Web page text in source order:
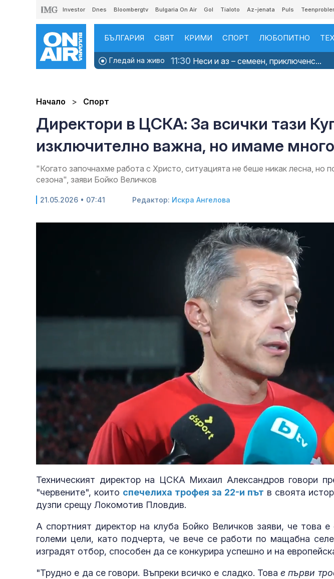
Investor Dnes Bloombergtv Bulgaria On Air Gol Tialoto Az-jenata Puls
БЪЛГАРИЯ СВЯТ КРИМИ СПОРТ ЛЮБОПИТНО
Гледай на живо 11:30 Неси и аз – семеен, приключенс...
Начало Спорт
Директори в ЦСКА: За всички тази
изключително важна, но имаме
"Когато започнахме работа с Христо, ситуацията не беше никак лесна, но
сезона", заяви Бойко Величков
21.05.2026 • 07:41 Редактор: Искра Ангелова
Unmute Loaded:
45.60%
Техническият директор на ЦСКА Михаил Александров говори
"червените", които спечелиха трофея за 22-и път в своята
дузпи срещу Локомотив Пловдив.
А спортният директор на клуба Бойко Величков заяви, че това
големи цели, като подчерта, че вече се работи по мащабна
изградят отбор, способен да се конкурира успешно и на
"Трудно е да се говори. Въпреки всичко е сладко. Товае първи
Национален позор: